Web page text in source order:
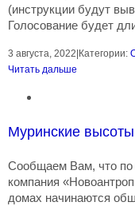
(инструкции будут
Голосование будет
3 августа, 2022|Категории:
Читать дальше
Муринские
Сообщаем Вам, что
компания
домах начинаются